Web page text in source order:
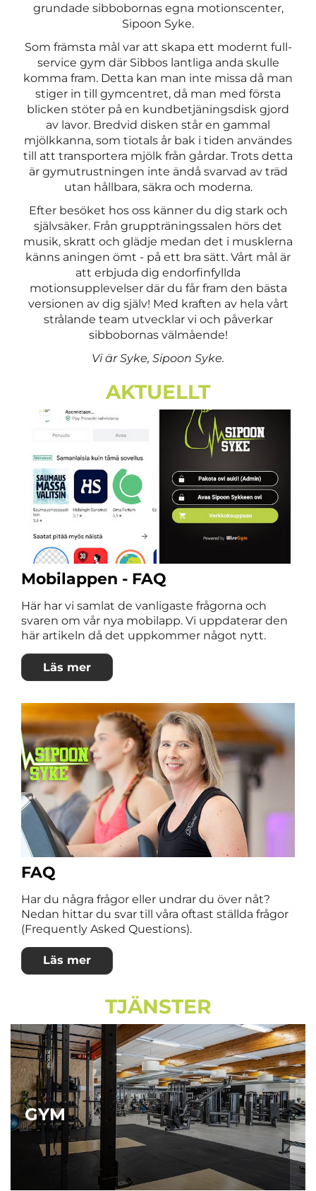
grundade sibbobornas egna motionscenter,
Sipoon Syke.
Som främsta mål var att skapa ett modernt full-
service gym där Sibbos lantliga anda skulle
komma fram. Detta kan man inte missa då man
stiger in till gymcentret, då man med första
blicken stöter på en kundbetjäningsdisk gjord
av lavor. Bredvid disken står en gammal
mjölkkanna, som tiotals år bak i tiden användes
till att transportera mjölk från gårdar. Trots detta
är gymutrustningen inte ändå svarvad av träd
utan hållbara, säkra och moderna.
Efter besöket hos oss känner du dig stark och
självsäker. Från gruppträningssalen hörs det
musik, skratt och glädje medan det i musklerna
känns aningen ömt - på ett bra sätt. Vårt mål är
att erbjuda dig endorfinfyllda
motionsupplevelser där du får fram den bästa
versionen av dig själv! Med kraften av hela vårt
strålande team utvecklar vi och påverkar
sibbobornas välmående!
Vi är Syke, Sipoon Syke.
AKTUELLT
Mobilappen - FAQ
Här har vi samlat de vanligaste frågorna och
svaren om vår nya mobilapp. Vi uppdaterar den
här artikeln då det uppkommer något nytt.
Läs mer
FAQ
Har du några frågor eller undrar du över nåt?
Nedan hittar du svar till våra oftast ställda frågor
(Frequently Asked Questions).
Läs mer
TJÄNSTER
GYM